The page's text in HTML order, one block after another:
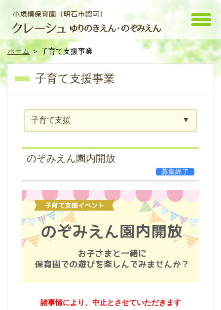
toggle
ホーム＞ 子育て支援事業
子育て支援事業
子育て支援
のぞみえん園内開放
募集終了
諸事情により、中止とさせていただきます